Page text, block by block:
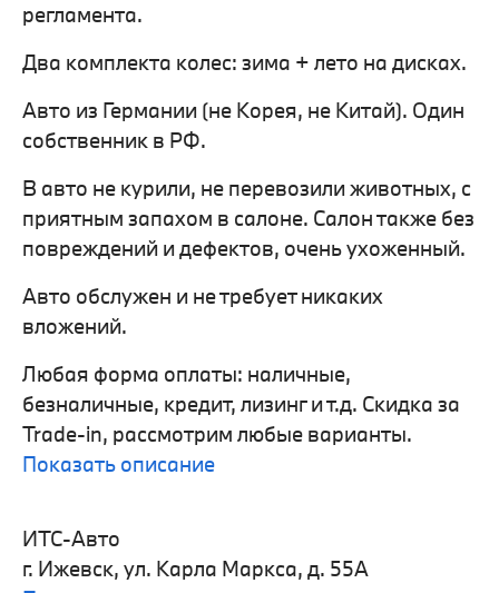
регламента.
Два комплекта колес: зима + лето на дисках.
Авто из Германии (не Корея, не Китай). Один
собственник в РФ.
В авто не курили, не перевозили животных, с
приятным запахом в салоне. Салон также без
повреждений и дефектов, очень ухоженный.
Авто обслужен и не требует никаких
вложений.
Любая форма оплаты: наличные,
безналичные, кредит, лизинг и т.д. Скидка за
Trade-in, рассмотрим любые варианты.
Показать описание
ИТС-Авто
г. Ижевск, ул. Карла Маркса, д. 55А